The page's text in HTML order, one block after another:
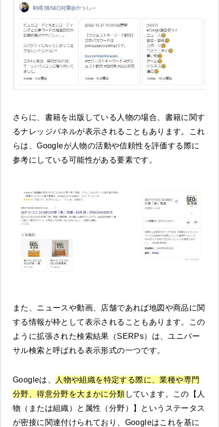
さらに、書籍を出版している人物の場合、書籍に関す
るナレッジパネルが表示されることもあります。これ
らは、Googleが人物の活動や信頼性を評価する際に
参考にしている可能性がある要素です。
また、ニュースや動画、店舗であれば地図や商品に関
する情報が枠として表示されることもあります。この
ように拡張された検索結果（SERPs）は、ユニバー
サル検索と呼ばれる表示形式の一つです。
Googleは、
人物や組織を特定する際に、業種や専門
分野、得意分野を大まかに分類 しています。この【人
物（または組織）と属性（分野）】というステータス
が密接に関連付けられており、Googleはこれを基に